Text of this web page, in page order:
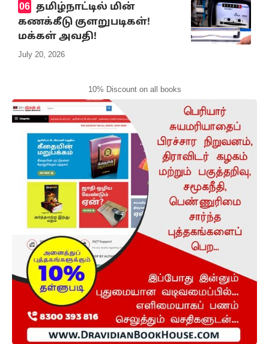
தமிழ்நாட்டில் மின்
கணக்கீடு குளறுபடிகள்!
மக்கள் அவதி!
July 20, 2026
10% Discount on all books